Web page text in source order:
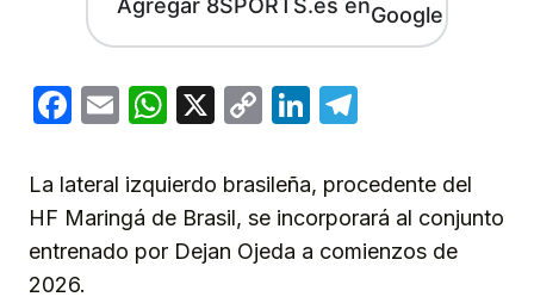
Agregar 8SPORTS.es en
Facebook
EmailWhatsApp
X
CopyLinkedIn
La lateral izquierdo brasileña, procedente del
HF Maringá de Brasil, se incorporará al conjunto
entrenado por Dejan Ojeda a comienzos de
2026.